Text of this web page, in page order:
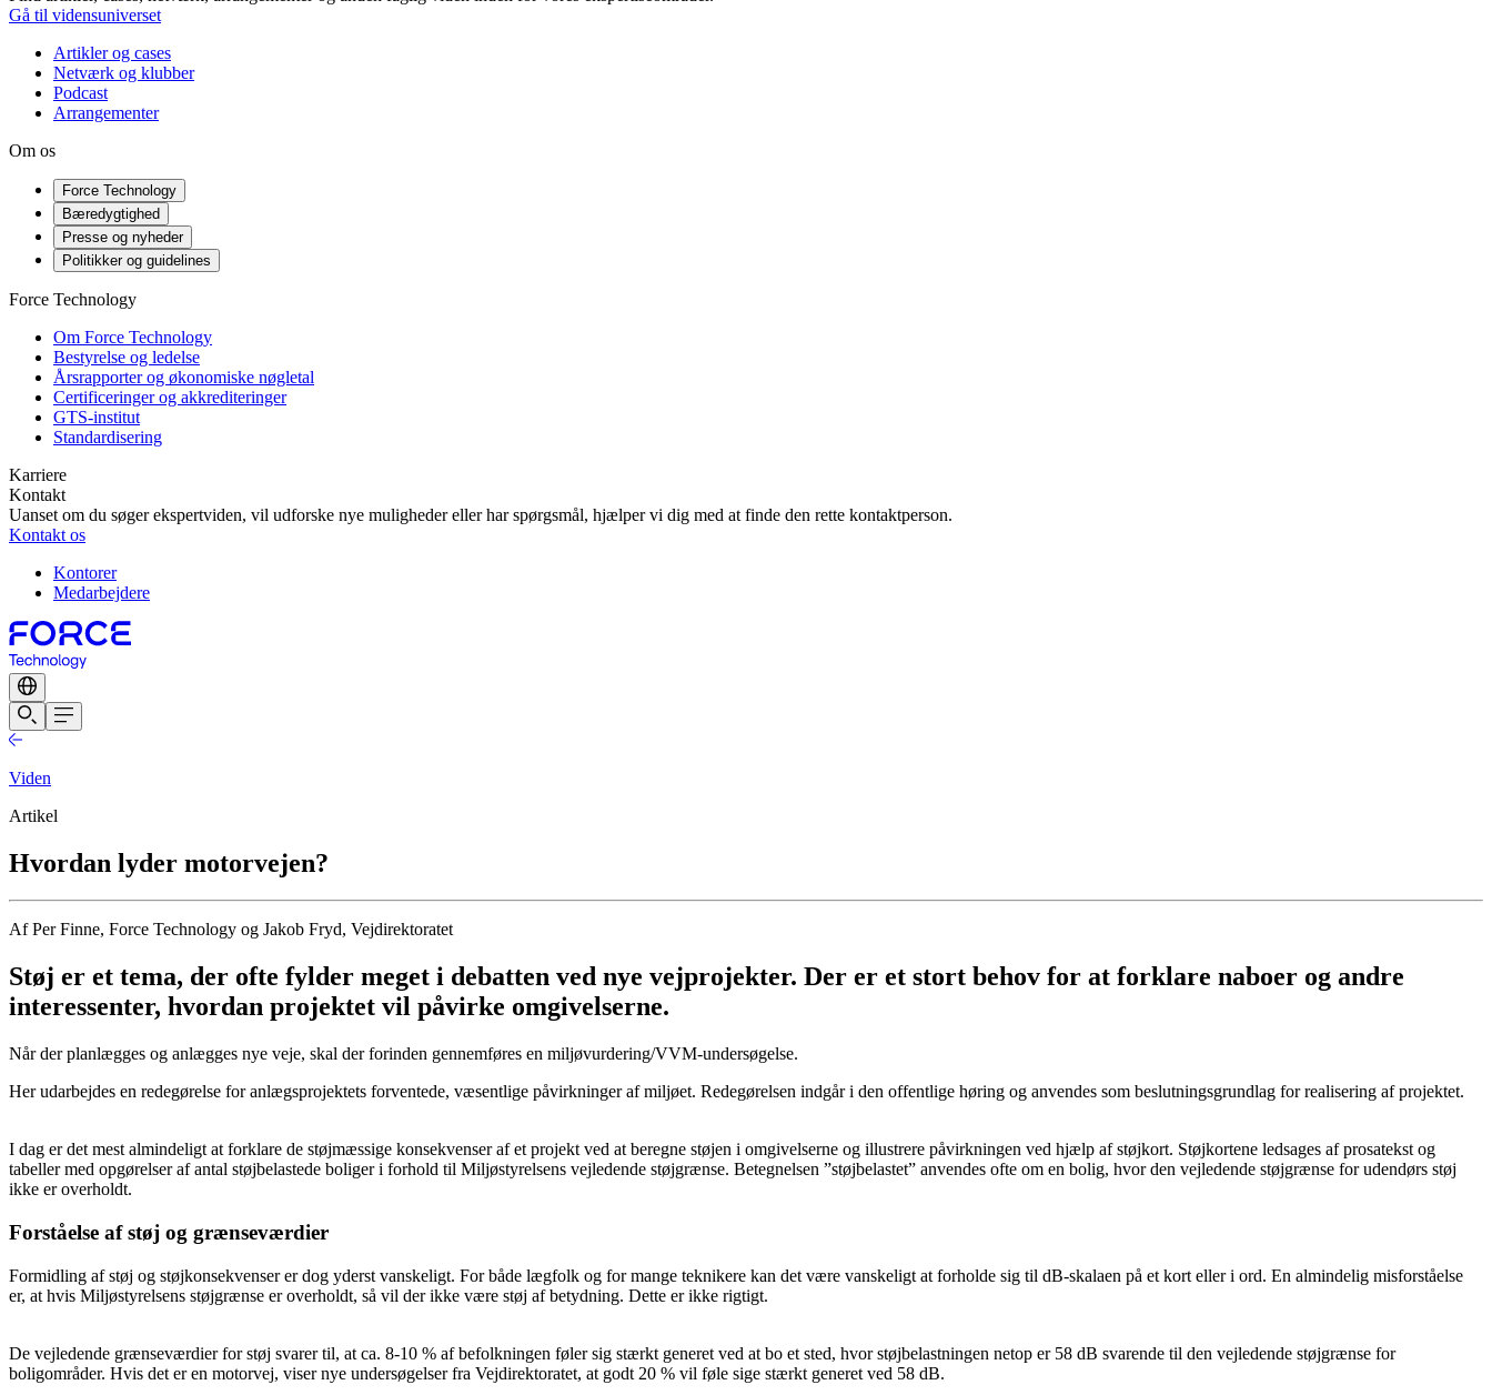
Gå til vidensuniverset
Artikler og cases
Netværk og klubber
Podcast
Arrangementer
Om os
Force Technology
Bæredygtighed
Presse og nyheder
Politikker og guidelines
Force Technology
Om Force Technology
Bestyrelse og ledelse
Årsrapporter og økonomiske nøgletal
Certificeringer og akkrediteringer
GTS-institut
Standardisering
Karriere
Kontakt
Uanset om du søger ekspertviden, vil udforske nye muligheder eller har spørgsmål, hjælper vi dig med at finde den rette kontaktperson.
Kontakt os
Kontorer
Medarbejdere
Viden
Artikel
Hvordan lyder motorvejen?
Af Per Finne, Force Technology og Jakob Fryd, Vejdirektoratet
Støj er et tema, der ofte fylder meget i debatten ved nye vejprojekter. Der er et stort behov for at forklare naboer og andre
interessenter, hvordan projektet vil påvirke omgivelserne.
Når der planlægges og anlægges nye veje, skal der forinden gennemføres en miljøvurdering/VVM-undersøgelse.
Her udarbejdes en redegørelse for anlægsprojektets forventede, væsentlige påvirkninger af miljøet. Redegørelsen indgår i den offentlige høring og anvendes som beslutningsgrundlag for realisering af projektet.
I dag er det mest almindeligt at forklare de støjmæssige konsekvenser af et projekt ved at beregne støjen i omgivelserne og illustrere påvirkningen ved hjælp af støjkort. Støjkortene ledsages af prosatekst og
tabeller med opgørelser af antal støjbelastede boliger i forhold til Miljøstyrelsens vejledende støjgrænse. Betegnelsen ”støjbelastet” anvendes ofte om en bolig, hvor den vejledende støjgrænse for udendørs støj
ikke er overholdt.
Forståelse af støj og grænseværdier
Formidling af støj og støjkonsekvenser er dog yderst vanskeligt. For både lægfolk og for mange teknikere kan det være vanskeligt at forholde sig til dB-skalaen på et kort eller i ord. En almindelig misforståelse
er, at hvis Miljøstyrelsens støjgrænse er overholdt, så vil der ikke være støj af betydning. Dette er ikke rigtigt.
De vejledende grænseværdier for støj svarer til, at ca. 8-10 % af befolkningen føler sig stærkt generet ved at bo et sted, hvor støjbelastningen netop er 58 dB svarende til den vejledende støjgrænse for
boligområder. Hvis det er en motorvej, viser nye undersøgelser fra Vejdirektoratet, at godt 20 % vil føle sige stærkt generet ved 58 dB.